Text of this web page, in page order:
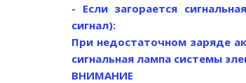
- Если загорается
сигнал):
При недостаточном заряде
сигнальная лампа системы
ВНИМАНИЕ